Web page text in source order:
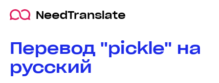
NeedTranslate
Перевод "pickle" на
русский